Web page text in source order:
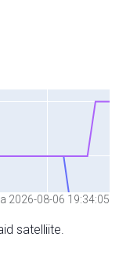
2026-08-06 19:34:05
satelliite.